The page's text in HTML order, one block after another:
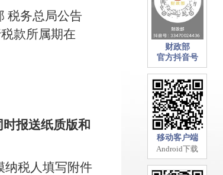
财政部
官方抖音号
移动客户端
Android下载
税务总局公告
款所属期在
时报送纸质版和
纳税人填写附件